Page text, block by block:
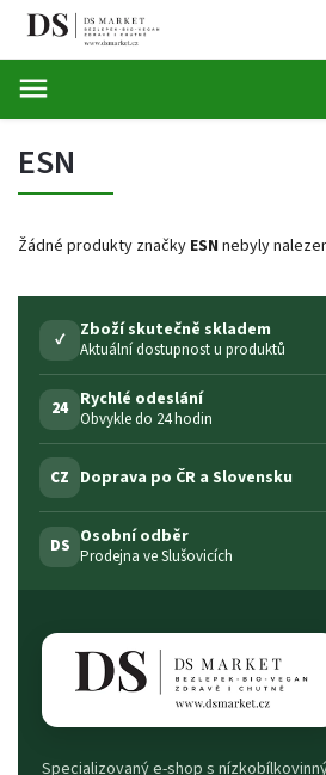
ESN
Žádné produkty značky ESN nebyly
✓ Zboží skutečně skladem
Aktuální dostupnost u produktů
24 Rychlé odeslání
Obvykle do 24 hodin
CZ Doprava po ČR a Slovensku
DS Osobní odběr
Prodejna ve Slušovicích
Specializovaný e-shop s